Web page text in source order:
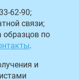
62-90;
связи;
образцов по
.
и